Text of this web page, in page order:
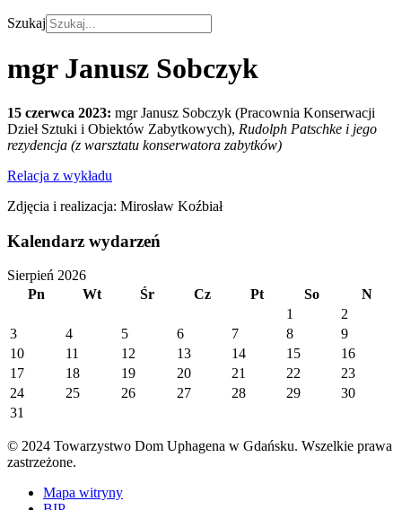
Szukaj
mgr Janusz Sobczyk
15 czerwca 2023: mgr Janusz Sobczyk (Pracownia Konserwacji
Dzieł Sztuki i Obiektów Zabytkowych), Rudolph Patschke i jego
rezydencja (z warsztatu konserwatora zabytków)
Relacja z wykładu
Zdjęcia i realizacja: Mirosław Koźbiał
Kalendarz wydarzeń
Sierpień 2026
Pn
Wt Śr Cz Pt So
N
1
2
3
4 5 6 7 8
9
10
11 12 13 14 15
16
17
18 19 20 21 22
23
24
25 26 27 28 29
30
31
© 2024 Towarzystwo Dom Uphagena w Gdańsku. Wszelkie prawa
zastrzeżone.
Mapa witryny